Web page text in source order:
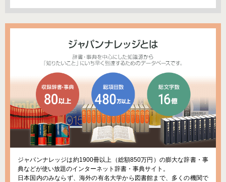
ジャパンナレッジは約1900冊以上（総額850万円）の膨大な辞書・事
典などが使い放題のインターネット辞書・事典サイト。
日本国内のみならず、海外の有名大学から図書館まで、多くの機関で